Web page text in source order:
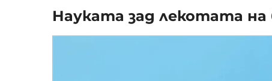
Науката зад лекотата на